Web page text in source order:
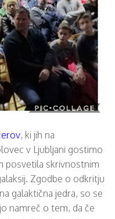
, ki jih na
v Ljubljani gostimo
posvetila skrivnostnim
Zgodbe o odkritju
galaktična jedra, so se
namreč o tem, da če